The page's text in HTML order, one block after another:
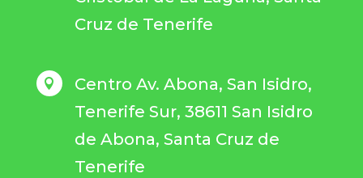
Cruz de Tenerife

Centro Av. Abona, San Isidro,
Tenerife Sur, 38611 San Isidro
de Abona, Santa Cruz de
Tenerife